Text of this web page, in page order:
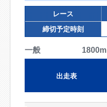
レース
締切予定時刻
一般 1800m
出走表